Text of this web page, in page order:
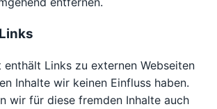
enthält Links zu externen Webseiten
Inhalte wir keinen Einfluss haben.
wir für diese fremden Inhalte auch